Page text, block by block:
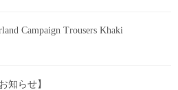
Campaign Trousers Khaki
知らせ】